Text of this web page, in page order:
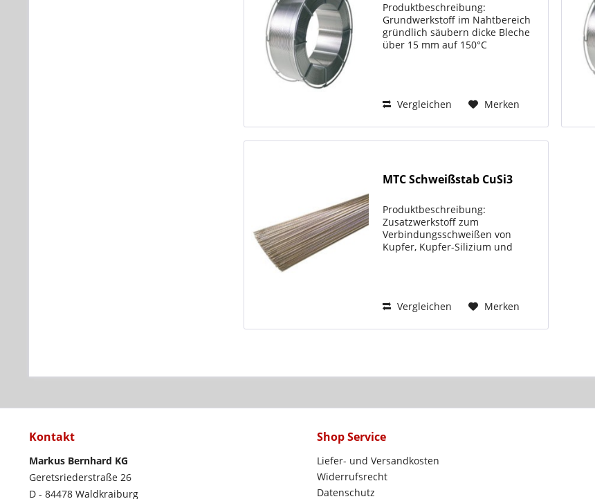
Produktbeschreibung:
Grundwerkstoff im Nahtbereich
gründlich säubern dicke Bleche
über 15 mm auf 150°C
AlMg2,7Mn,...
Vergleichen Merken
MTC Schweißstab CuSi3
Produktbeschreibung:
Zusatzwerkstoff zum
Verbindungsschweißen von
Kupfer, Kupfer-Silizium und
Auftragsschweißungen auf Stahl.
Vergleichen Merken
Kontakt
Markus Bernhard KG
Geretsriederstraße 26
D - 84478 Waldkraiburg
Shop Service
Liefer- und Versandkosten
Widerrufsrecht
Datenschutz